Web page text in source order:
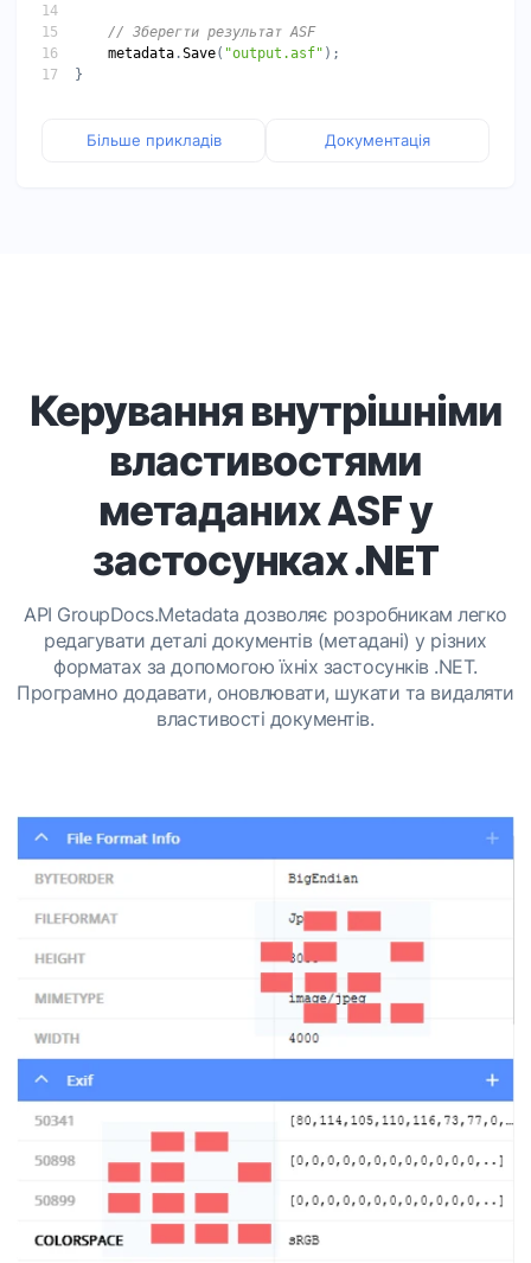
// Зберегти результат ASF
metadata .Save( "output.asf"
Більше прикладів Документація
Керування внутрішніми
властивостями
метаданих ASF у
застосунках .NET
API GroupDocs.Metadata дозволяє розробникам легко
редагувати деталі документів (метадані) у різних
форматах за допомогою їхніх застосунків .NET.
Програмно додавати, оновлювати, шукати та видаляти
властивості документів.